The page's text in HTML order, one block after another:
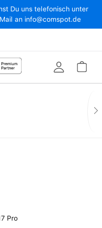
Du uns telefonisch unter
an info@comspot.de